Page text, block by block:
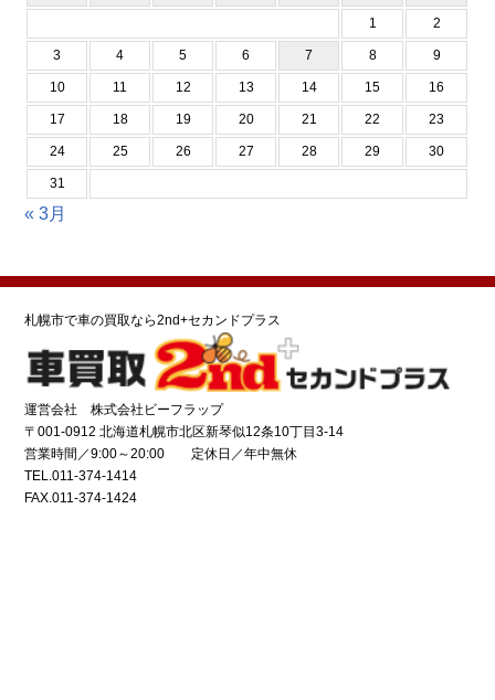
1 2
3 4 5 6 7 8 9
10 11 12 13 14 15 16
17 18 19 20 21 22 23
24 25 26 27 28 29 30
31
« 3月
札幌市で車の買取なら2nd+セカンドプラス
運営会社 株式会社ビーフラップ
〒001-0912 北海道札幌市北区新琴似12条10丁目3-14
営業時間／9:00～20:00 定休日／年中無休
TEL.011-374-1414
FAX.011-374-1424